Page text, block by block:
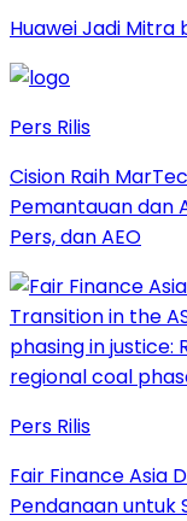
Huawei Jadi Mitra
Pers Rilis
Cision Raih
Pemantauan dan
Pers, dan AEO
Pers Rilis
Fair Finance Asia
Pendanaan untuk